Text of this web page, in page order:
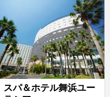
スパ＆ホテル舞浜ユー